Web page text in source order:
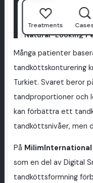
Många patienter
tandköttskonturering
Turkiet. Svaret beror
tandproportioner och
kan förbättra ett
tandköttsnivåer, men
På MilimInternational
som en del av Digital
tandköttsformning